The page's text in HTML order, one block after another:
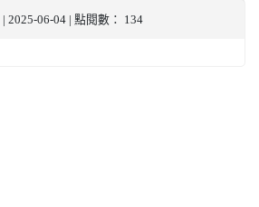
| 2025-06-04 | 點閱數： 134